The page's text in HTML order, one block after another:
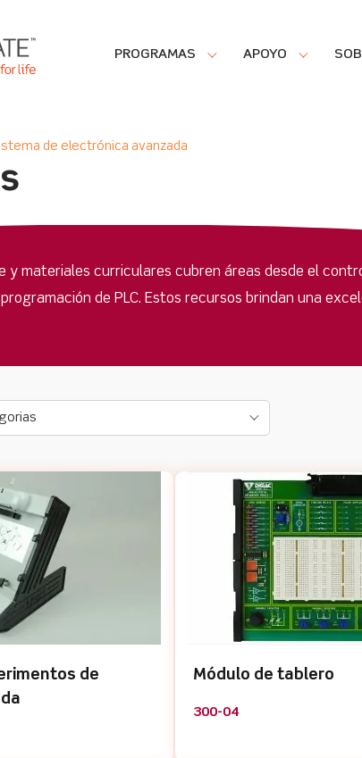
PROGRAMAS APOYO
de electrónica avanzada
y materiales curriculares cubren áreas desde el
de PLC. Estos recursos brindan una
de
Módulo de tablero
300-04